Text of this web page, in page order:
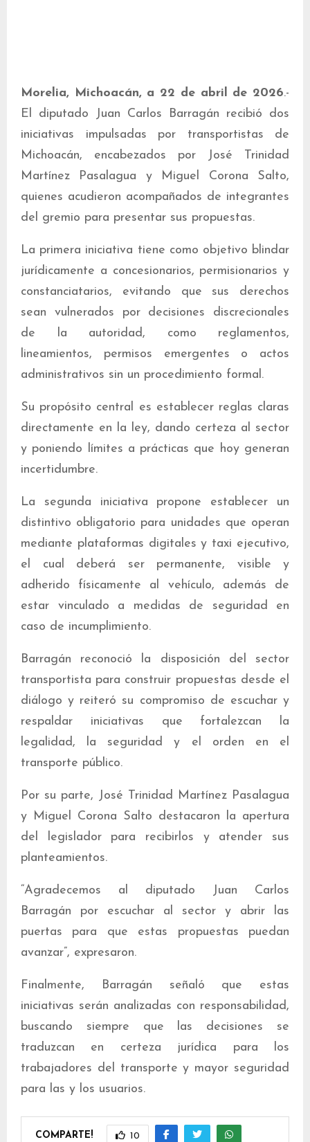
Morelia, Michoacán, a 22 de abril de 2026.-
El diputado Juan Carlos Barragán recibió dos
iniciativas impulsadas por transportistas de
Michoacán, encabezados por José Trinidad
Martínez Pasalagua y Miguel Corona Salto,
quienes acudieron acompañados de integrantes
del gremio para presentar sus propuestas.
La primera iniciativa tiene como objetivo blindar
jurídicamente a concesionarios, permisionarios y
constanciatarios, evitando que sus derechos
sean vulnerados por decisiones discrecionales
de la autoridad, como reglamentos,
lineamientos, permisos emergentes o actos
administrativos sin un procedimiento formal.
Su propósito central es establecer reglas claras
directamente en la ley, dando certeza al sector
y poniendo límites a prácticas que hoy generan
incertidumbre.
La segunda iniciativa propone establecer un
distintivo obligatorio para unidades que operan
mediante plataformas digitales y taxi ejecutivo,
el cual deberá ser permanente, visible y
adherido físicamente al vehículo, además de
estar vinculado a medidas de seguridad en
caso de incumplimiento.
Barragán reconoció la disposición del sector
transportista para construir propuestas desde el
diálogo y reiteró su compromiso de escuchar y
respaldar iniciativas que fortalezcan la
legalidad, la seguridad y el orden en el
transporte público.
Por su parte, José Trinidad Martínez Pasalagua
y Miguel Corona Salto destacaron la apertura
del legislador para recibirlos y atender sus
planteamientos.
“Agradecemos al diputado Juan Carlos
Barragán por escuchar al sector y abrir las
puertas para que estas propuestas puedan
avanzar”, expresaron.
Finalmente, Barragán señaló que estas
iniciativas serán analizadas con responsabilidad,
buscando siempre que las decisiones se
traduzcan en certeza jurídica para los
trabajadores del transporte y mayor seguridad
para las y los usuarios.
COMPARTE! 10